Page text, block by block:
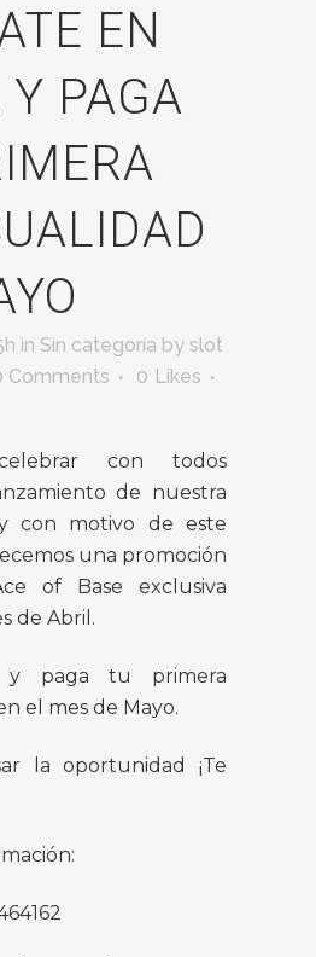
EN
PAGA
in Sin categoría by slot
Comments 0 Likes
con todos
de nuestra
con motivo de este
una promoción
of Base exclusiva
de Abril.
y paga tu primera
el mes de Mayo.
la oportunidad ¡Te